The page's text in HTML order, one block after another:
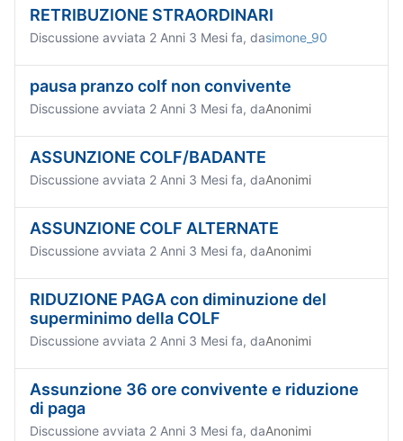
RETRIBUZIONE STRAORDINARI
Discussione avviata 2 Anni 3 Mesi fa, dasimone_90
pausa pranzo colf non convivente
Discussione avviata 2 Anni 3 Mesi fa, daAnonimi
ASSUNZIONE COLF/BADANTE
Discussione avviata 2 Anni 3 Mesi fa, daAnonimi
ASSUNZIONE COLF ALTERNATE
Discussione avviata 2 Anni 3 Mesi fa, daAnonimi
RIDUZIONE PAGA con diminuzione del
superminimo della COLF
Discussione avviata 2 Anni 3 Mesi fa, daAnonimi
Assunzione 36 ore convivente e riduzione
di paga
Discussione avviata 2 Anni 3 Mesi fa, daAnonimi